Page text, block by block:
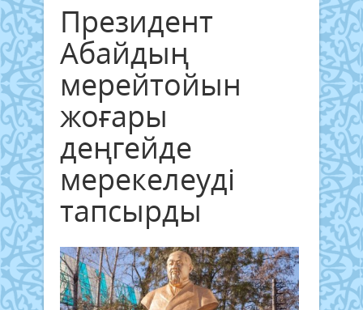
Президент
Абайдың
мерейтойын
жоғары
деңгейде
мерекелеуді
тапсырды